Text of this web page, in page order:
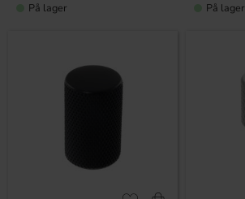
På lager På lager